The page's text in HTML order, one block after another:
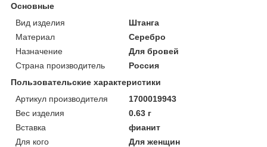
Основные
Вид изделия
Штанга
Материал
Серебро
Назначение
Для бровей
Страна производитель
Россия
Пользовательские характеристики
Артикул производителя
1700019943
Вес изделия
0.63 г
Вставка
фианит
Для кого
Для женщин